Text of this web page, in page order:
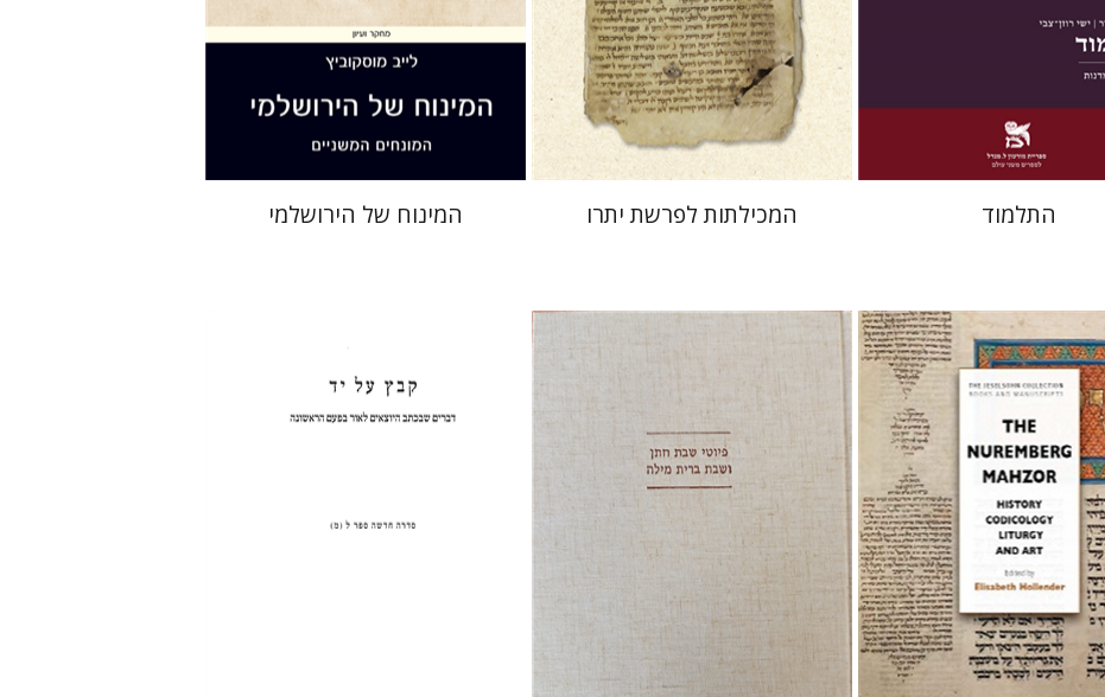
הנחת אתר ספר מודפס
$42
$38
התלמוד
הנחת אתר ספר מודפס
$46
$41
המכילתות לפרשת יתרו
הנחת אתר ספר מודפס
$49
$44
המינוח של הירושלמי
אליזבט הולנדר
הנחת אתר ספר מודפס הנחת אתר ספר מודפס
שולמית אליצור